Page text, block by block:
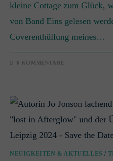
kleine Cottage zum Glück,
von Band Eins gelesen
Coverenthüllung meines…
0 KOMMENTARE
NEUIGKEITEN & AKTUELLES /